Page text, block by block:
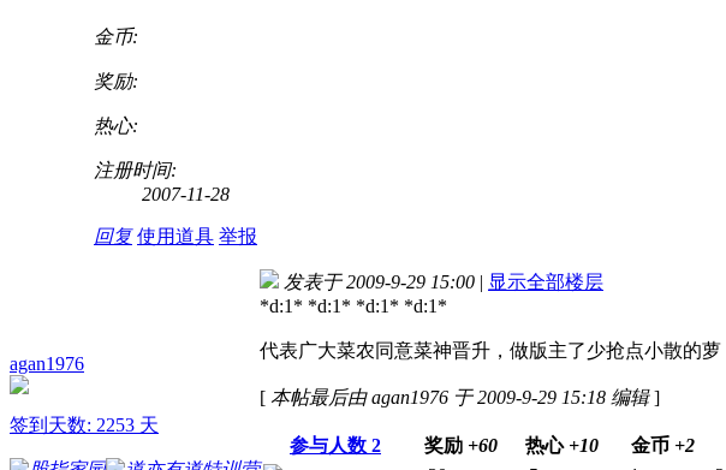
金币:
奖励:
热心:
注册时间:
2007-11-28
回复 使用道具 举报
agan1976
签到天数: 2253 天
发表于 2009-9-29 15:00 | 显示全部楼层
*d:1* *d:1* *d:1* *d:1*
代表广大菜农同意菜神晋升，做版主了少抢点小散的萝
[ 本帖最后由 agan1976 于 2009-9-29 15:18 编辑]
参与人数 2 奖励 +60 热心 +10 金币 +2